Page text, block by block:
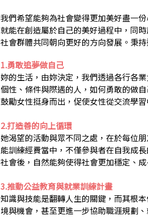
我們希望能夠為社會變得更加美好盡一
就能在創造屬於自己的美好過程中，同
社會群體共同朝向更好的方向發展。秉
1.勇敢追夢做自己
妳的生活，由妳決定，我們透過各行各
個性、條件與際遇的人，如何勇敢的做
鼓勵女性挺身而出，促使女性從交流學
2.打造善的向上循環
她渴望的活動與眾不同之處，在於每位
能訓練經費當中，不僅參與者在自我成
社會後，自然能夠使得社會更加穩定、
3.推動公益教育與就業訓練計畫
知識與技能是翻轉人生的關鍵，而其根
境與機會，甚至更進一步協助職涯規劃